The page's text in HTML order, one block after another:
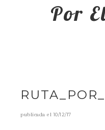
Por
publicada el10/12/17